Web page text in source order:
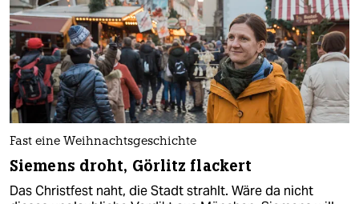
Fast eine Weihnachtsgeschichte
Siemens droht, Görlitz flackert
Das Christfest naht, die Stadt strahlt. Wäre da nicht